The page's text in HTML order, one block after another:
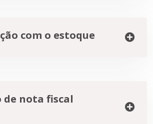
com o estoque
de nota fiscal